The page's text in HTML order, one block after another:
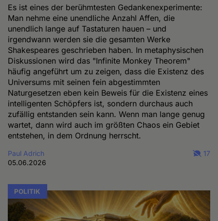
Es ist eines der berühmtesten Gedankenexperimente:
Man nehme eine unendliche Anzahl Affen, die
unendlich lange auf Tastaturen hauen – und
irgendwann werden sie die gesamten Werke
Shakespeares geschrieben haben. In metaphysischen
Diskussionen wird das "Infinite Monkey Theorem"
häufig angeführt um zu zeigen, dass die Existenz des
Universums mit seinen fein abgestimmten
Naturgesetzen eben kein Beweis für die Existenz eines
intelligenten Schöpfers ist, sondern durchaus auch
zufällig entstanden sein kann. Wenn man lange genug
wartet, dann wird auch im größten Chaos ein Gebiet
entstehen, in dem Ordnung herrscht.
Paul Adrich
05.06.2026
17
POLITIK